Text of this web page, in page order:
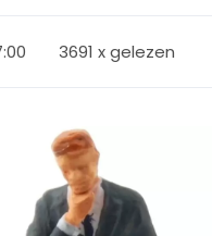
3691 x gelezen